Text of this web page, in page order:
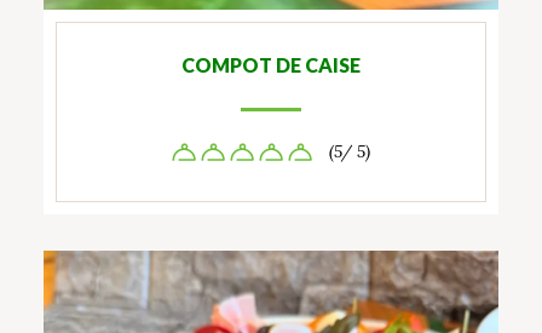
COMPOT DE CAISE
(5/ 5)